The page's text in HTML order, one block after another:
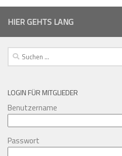
HIER GEHTS LANG
Suchen
nach:
LOGIN FÜR MITGLIEDER
Benutzername
Passwort